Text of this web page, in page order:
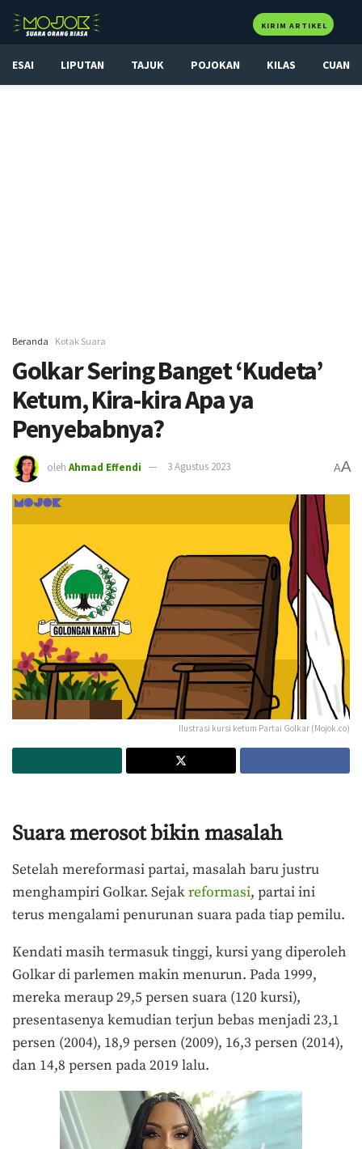
KIRIM ARTIKEL
ESAI LIPUTAN TAJUK POJOKAN KILAS CUAN
Beranda Kotak Suara
Golkar Sering Banget ‘Kudeta’
Ketum, Kira-kira Apa ya
Penyebabnya?
oleh Ahmad Effendi 3 Agustus 2023 AA
Ilustrasi kursi ketum Partai Golkar (Mojok.co)
Suara merosot bikin masalah
Setelah mereformasi partai, masalah baru justru
menghampiri Golkar. Sejakreformasi, partai ini
terus mengalami penurunan suara pada tiap pemilu.
Kendati masih termasuk tinggi, kursi yang diperoleh
Golkar di parlemen makin menurun. Pada 1999,
mereka meraup 29,5 persen suara (120 kursi),
presentasenya kemudian terjun bebas menjadi 23,1
persen (2004), 18,9 persen (2009), 16,3 persen (2014),
dan 14,8 persen pada 2019 lalu.